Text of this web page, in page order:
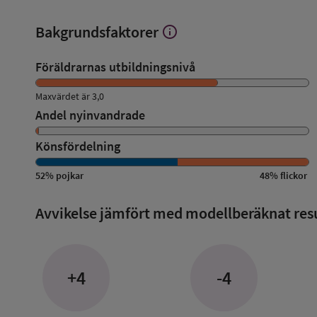
Bakgrundsfaktorer Visa
Bakgrundsfaktorer
info
Föräldrarnas utbildningsnivå
Maxvärdet är 3,0
Andel nyinvandrade
Könsfördelning
52% pojkar 48%flickor
Avvikelse jämfört med modellberäknat
+4 -4